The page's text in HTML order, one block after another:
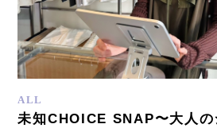
ALL
未知CHOICE SNAP〜大人の